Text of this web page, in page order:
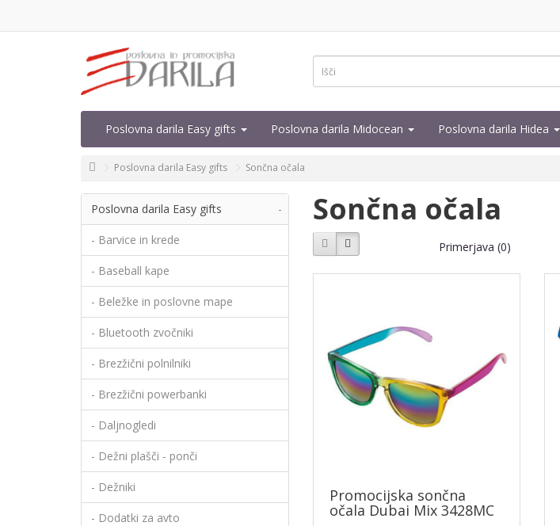
Poslovna darila Easy gifts Poslovna darila Midocean Poslovna darila Hidea
Poslovna darila Easy gifts Sončna očala
Poslovna darila Easy gifts -
- Barvice in krede
- Baseball kape
- Beležke in poslovne mape
- Bluetooth zvočniki
- Brezžični polnilniki
- Brezžični powerbanki
- Daljnogledi
- Dežni plašči - ponči
- Dežniki
- Dodatki za avto
Sončna očala
Primerjava (0)
Promocijska sončna
očala Dubai Mix 3428MC